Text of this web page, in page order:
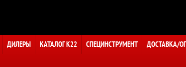
ДИЛЕРЫ КАТАЛОГ К22 СПЕЦИНСТРУМЕНТ ДОСТАВКА/